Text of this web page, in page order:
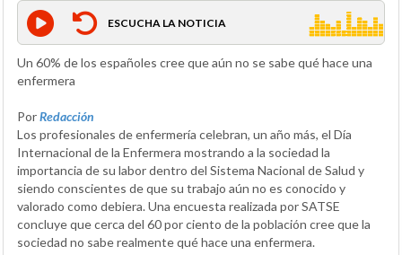
ESCUCHA LA NOTICIA
Un 60% de los españoles cree que aún no se sabe qué hace una
enfermera
PorRedacción
Los profesionales de enfermería celebran, un año más, el Día
Internacional de la Enfermera mostrando a la sociedad la
importancia de su labor dentro del Sistema Nacional de Salud y
siendo conscientes de que su trabajo aún no es conocido y
valorado como debiera. Una encuesta realizada por SATSE
concluye que cerca del 60 por ciento de la población cree que la
sociedad no sabe realmente qué hace una enfermera.